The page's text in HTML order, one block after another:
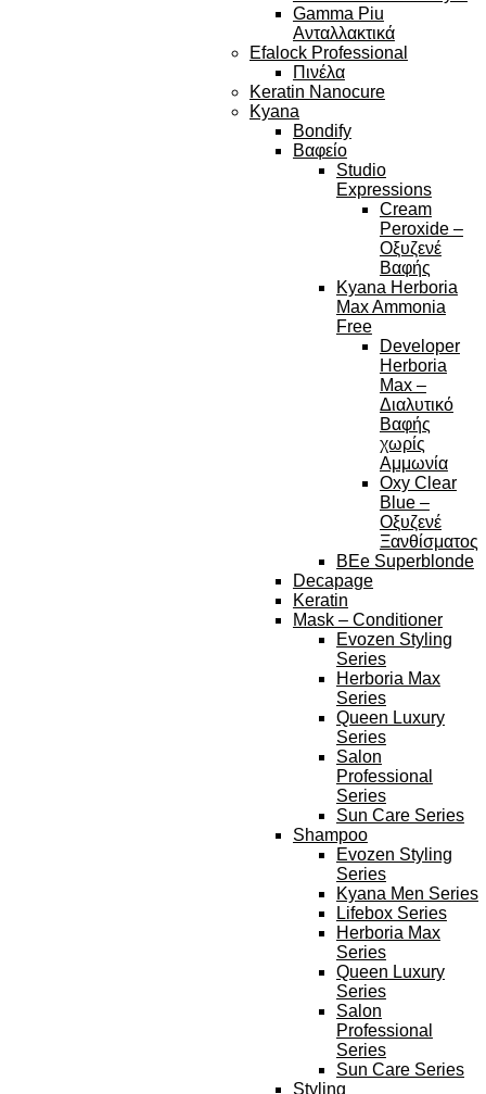
Gamma Piu
Ανταλλακτικά
Efalock Professional
Πινέλα
Keratin Nanocure
Kyana
Bondify
Βαφείο
Studio
Expressions
Cream
Peroxide –
Οξυζενέ
Βαφής
Kyana Herboria
Max Ammonia
Free
Developer
Herboria
Max –
Διαλυτικό
Βαφής
χωρίς
Αμμωνία
Oxy Clear
Blue –
Οξυζενέ
Ξανθίσματος
BEe Superblonde
Decapage
Keratin
Mask – Conditioner
Evozen Styling
Series
Herboria Max
Series
Queen Luxury
Series
Salon
Professional
Series
Sun Care Series
Shampoo
Evozen Styling
Series
Kyana Men Series
Lifebox Series
Herboria Max
Series
Queen Luxury
Series
Salon
Professional
Series
Sun Care Series
Styling